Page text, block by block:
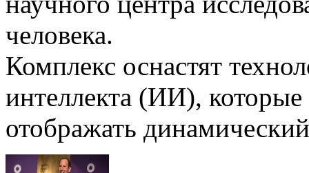
человека.
Комплекс оснастят
интеллекта (ИИ),
отображать